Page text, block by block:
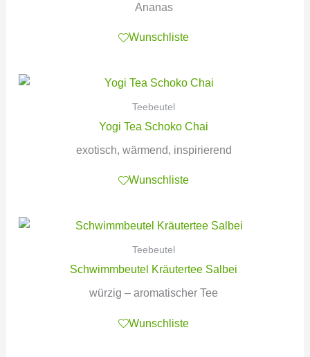
Ananas
Wunschliste
Teebeutel
Yogi Tea Schoko Chai
exotisch, wärmend, inspirierend
Wunschliste
Teebeutel
Schwimmbeutel Kräutertee Salbei
würzig – aromatischer Tee
Wunschliste